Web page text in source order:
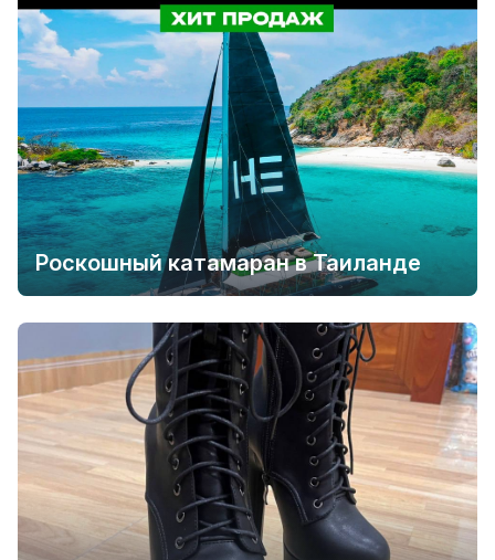
Роскошный катамаран в Таиланде